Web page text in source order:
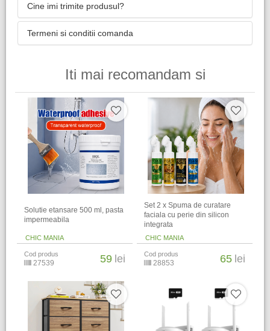
Cine imi trimite produsul?
Termeni si conditii comanda
Iti mai recomandam si
Solutie etansare 500 ml, pasta
impermeabila
CHIC MANIA
Cod produs
27539 59 lei
Set 2 x Spuma de curatare
faciala cu perie din silicon
integrata
CHIC MANIA
Cod produs
28853 65 lei